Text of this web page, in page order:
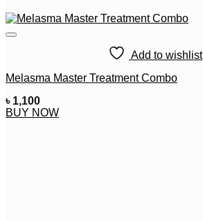
Add to wishlist
Melasma Master Treatment Combo
৳1,100
BUY NOW